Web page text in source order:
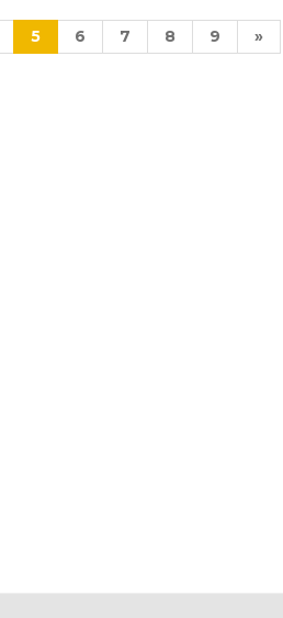
5 6 7 8 9 »